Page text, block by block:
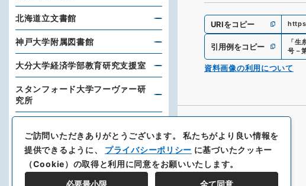
URIをコピー
引用例をコピー 「生
号－
資料画像の利用について
北海道立文書館
神戸大学附属図書館
大分大学経済学部教育研究支援室
スタンフォード大学フーヴァー研
究所
所図書館
東洋文庫
新聞通信調査会
ご訪問いただきありがとうございます。私たちがより良い情報を
提供できるように、 プライバシーポリシー に基づいたクッキー
（Cookie）の取得と利用に同意をお願いいたします。
必要最小限 全て同意